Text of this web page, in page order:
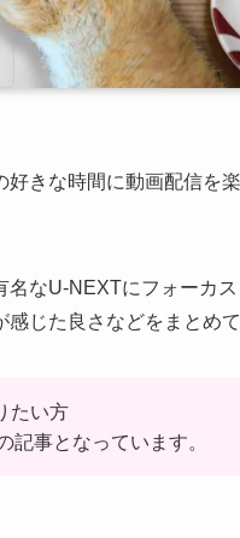
きな時間に動画配信を
なU-NEXTにフォーカ
じた良さなどをまとめて
たい方
事となっています。